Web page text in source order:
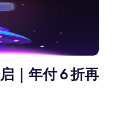
｜年付 6 折再